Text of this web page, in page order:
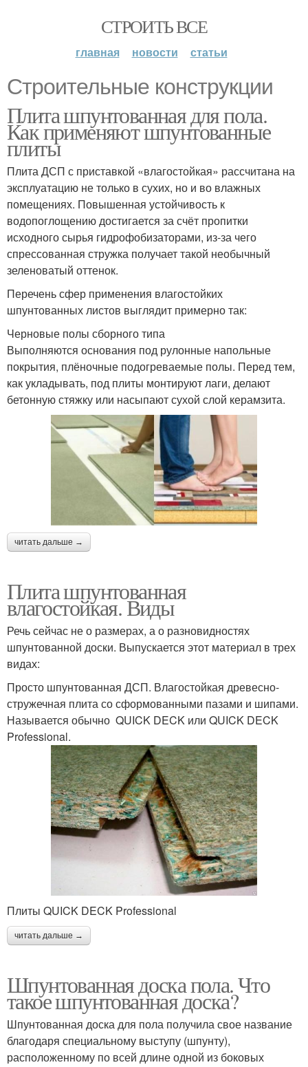
СТРОИТЬ ВСЕ
главная новости статьи
Строительные конструкции
Плита шпунтованная для пола.
Как применяют шпунтованные
плиты
Плита ДСП с приставкой «влагостойкая» рассчитана на
эксплуатацию не только в сухих, но и во влажных
помещениях. Повышенная устойчивость к
водопоглощению достигается за счёт пропитки
исходного сырья гидрофобизаторами, из-за чего
спрессованная стружка получает такой необычный
зеленоватый оттенок.
Перечень сфер применения влагостойких
шпунтованных листов выглядит примерно так:
Черновые полы сборного типа
Выполняются основания под рулонные напольные
покрытия, плёночные подогреваемые полы. Перед тем,
как укладывать, под плиты монтируют лаги, делают
бетонную стяжку или насыпают сухой слой керамзита.
читать дальше →
Плита шпунтованная
влагостойкая. Виды
Речь сейчас не о размерах, а о разновидностях
шпунтованной доски. Выпускается этот материал в трех
видах:
Просто шпунтованная ДСП. Влагостойкая древесно-
стружечная плита со сформованными пазами и шипами.
Называется обычно QUICK DECK или QUICK DECK
Professional.
Плиты QUICK DECK Professional
читать дальше →
Шпунтованная доска пола. Что
такое шпунтованная доска?
Шпунтованная доска для пола получила свое название
благодаря специальному выступу (шпунту),
расположенному по всей длине одной из боковых